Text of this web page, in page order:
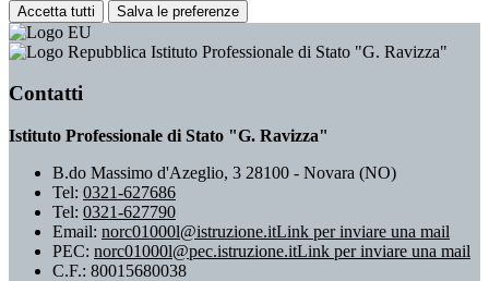
Accetta tutti Salva le preferenze
Istituto Professionale di Stato "G. Ravizza"
Contatti
Istituto Professionale di Stato "G. Ravizza"
B.do Massimo d'Azeglio, 3 28100 - Novara (NO)
Tel: 0321-627686
Tel: 0321-627790
Email: norc01000l@istruzione.itLink per inviare una mail
PEC: norc01000l@pec.istruzione.itLink per inviare una mail
C.F.: 80015680038